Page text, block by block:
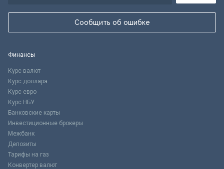
Сообщить об ошибке
Финансы
Курс валют
Курс доллара
Курс евро
Курс НБУ
Банковские карты
Инвестиционные брокеры
Межбанк
Депозиты
Тарифы на газ
Конвертер валют